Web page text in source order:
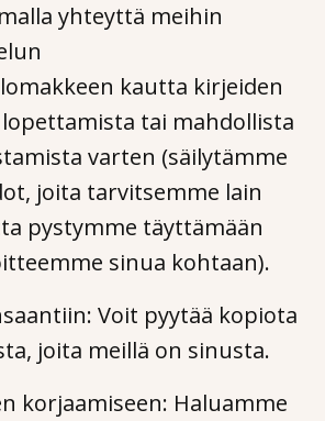
yhteyttä meihin
kautta kirjeiden
tai mahdollista
varten (säilytämme
joita tarvitsemme lain
pystymme täyttämään
sinua kohtaan).
Voit pyytää kopiota
joita meillä on sinusta.
korjaamiseen: Haluamme